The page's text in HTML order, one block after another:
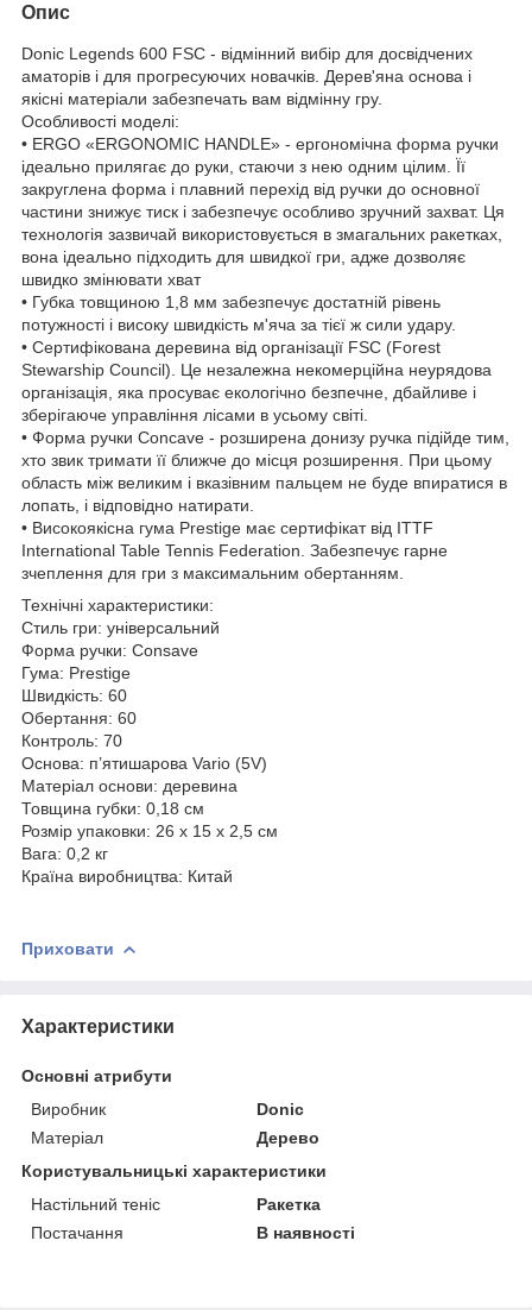
Опис
Donic Legends 600 FSC - відмінний вибір для досвідчених
аматорів і для прогресуючих новачків. Дерев'яна основа і
якісні матеріали забезпечать вам відмінну гру.
Особливості моделі:
• ERGO «ERGONOMIC HANDLE» - ергономічна форма ручки
ідеально прилягає до руки, стаючи з нею одним цілим. Її
закруглена форма і плавний перехід від ручки до основної
частини знижує тиск і забезпечує особливо зручний захват. Ця
технологія зазвичай використовується в змагальних ракетках,
вона ідеально підходить для швидкої гри, адже дозволяє
швидко змінювати хват
• Губка товщиною 1,8 мм забезпечує достатній рівень
потужності і високу швидкість м'яча за тієї ж сили удару.
• Сертифікована деревина від організації FSC (Forest
Stewarship Council). Це незалежна некомерційна неурядова
організація, яка просуває екологічно безпечне, дбайливе і
зберігаюче управління лісами в усьому світі.
• Форма ручки Concave - розширена донизу ручка підійде тим,
хто звик тримати її ближче до місця розширення. При цьому
область між великим і вказівним пальцем не буде впиратися в
лопать, і відповідно натирати.
• Високоякісна гума Prestige має сертифікат від ITTF
International Table Tennis Federation. Забезпечує гарне
зчеплення для гри з максимальним обертанням.
Технічні характеристики:
Стиль гри: універсальний
Форма ручки: Consave
Гума: Prestige
Швидкість: 60
Обертання: 60
Контроль: 70
Основа: п’ятишарова Vario (5V)
Матеріал основи: деревина
Товщина губки: 0,18 см
Розмір упаковки: 26 х 15 х 2,5 см
Вага: 0,2 кг
Країна виробництва: Китай
Приховати
Характеристики
Основні атрибути
Виробник
Donic
Матеріал
Дерево
Користувальницькі характеристики
Настільний теніс
Ракетка
Постачання
В наявності